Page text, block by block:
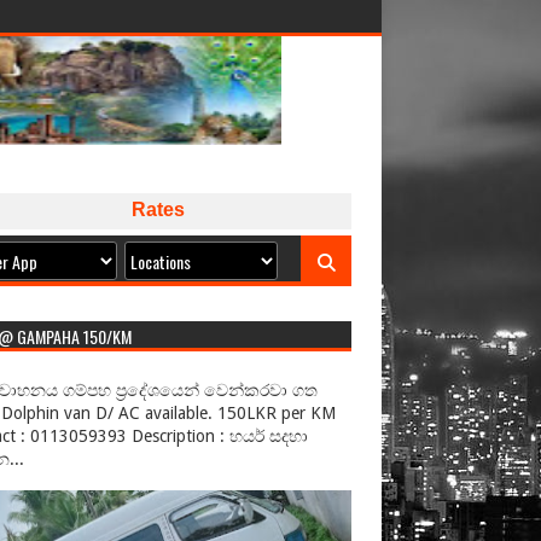
Rates
GAMPAHA 150/KM
ගම්පහ ප්‍රදේශයෙන් වෙන්කරවා ගත
van D/ AC available. 150LKR per KM
: 0113059393 Description : හයර් සදහා